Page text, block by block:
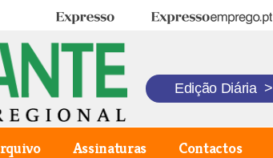
Expresso Expresso Emprego
Edição Diária >
Assinaturas Contactos